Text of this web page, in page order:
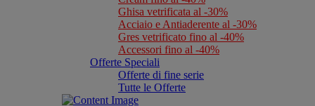
Ghisa vetrificata al -30%
Acciaio e Antiaderente al -30%
Gres vetrificato fino al -40%
Accessori fino al -40%
Offerte Speciali
Offerte di fine serie
Tutte le Offerte